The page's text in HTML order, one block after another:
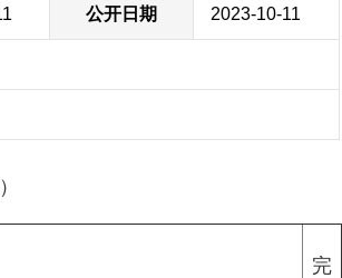
公开日期 2023-10-11
完